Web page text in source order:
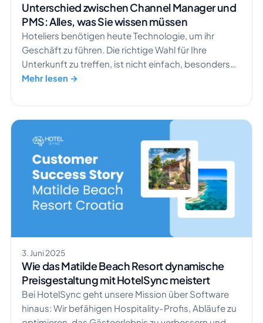
Unterschied zwischen Channel Manager und
PMS: Alles, was Sie wissen müssen
Hoteliers benötigen heute Technologie, um ihr
Geschäft zu führen. Die richtige Wahl für Ihre
Unterkunft zu treffen, ist nicht einfach, besonders
ohne das nötige Wissen. Sie haben vielleicht schon
bestehen die entscheidenden Unterschiede
zwischen diesen beiden Funktionen? Kann Ihre
Ferienunterkunft mit nur einem von beiden
auskommen? Bräuchten Sie […]
Mehr lesen →
3. Juni 2025
Wie das Matilde Beach Resort dynamische
Preisgestaltung mit HotelSync meistert
Bei HotelSync geht unsere Mission über Software
hinaus: Wir befähigen Hospitality-Profis, Abläufe zu